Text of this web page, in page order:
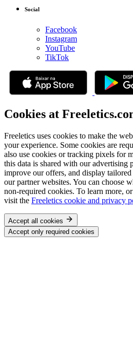
Social
Facebook
Instagram
YouTube
TikTok
Cookies at
Freeletics uses cookies to make the
your experience. Some cookies are
also use cookies or tracking pixels for
this data is shared with our advertising
improve our offers, and display tailored
our partner websites. You can choose
non-required cookies. To learn more,
visit the Freeletics cookie and privacy
Accept all cookies
Accept only required cookies